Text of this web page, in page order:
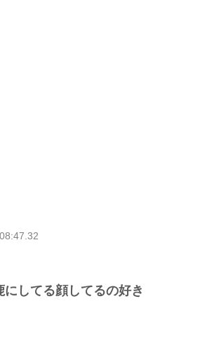
にしてる顔してるの好き